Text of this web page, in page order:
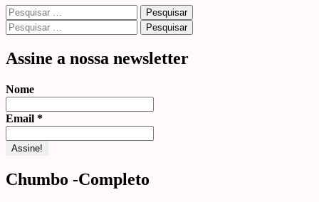
Pesquisar
por:
Pesquisar
por:
Assine a nossa newsletter
Nome
Email *
Chumbo -Completo